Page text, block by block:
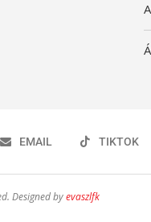
EMAIL TIKTOK
Designed byevaszlfk